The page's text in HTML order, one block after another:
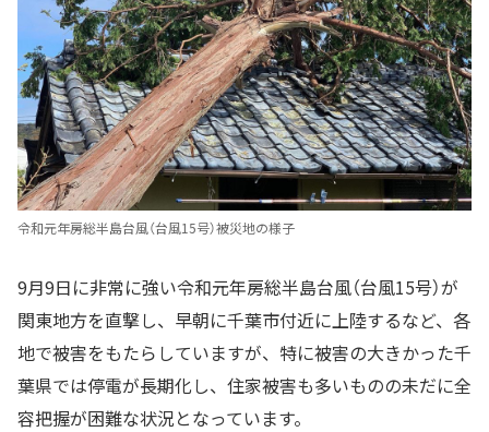
令和元年房総半島台風（台風15号）被災地の様子
9月9日に非常に強い令和元年房総半島台風（台風15号）が
関東地方を直撃し、早朝に千葉市付近に上陸するなど、各
地で被害をもたらしていますが、特に被害の大きかった千
葉県では停電が長期化し、住家被害も多いものの未だに全
容把握が困難な状況となっています。